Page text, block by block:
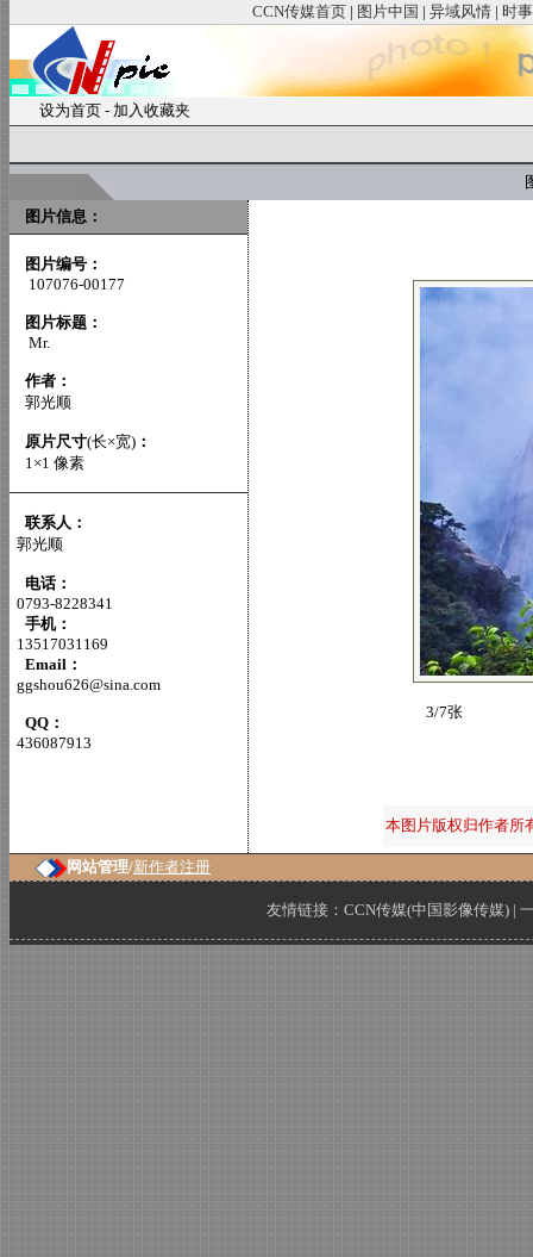
CCN传媒首页 | 图片中国 | 异域风情 | 时
设为首页 - 加入收藏夹
图片信息：
图片编号：
107076-00177
图片标题：
Mr.
作者：
郭光顺
原片尺寸(长×宽) ：
1×1 像素
联系人：
郭光顺
电话：
0793-8228341
手机：
13517031169
Email：
ggshou626@sina.com
QQ：
436087913
3/7张
本图片版权归作者所
网站管理/新作者注册
友情链接： CCN传媒(中国影像传媒) |